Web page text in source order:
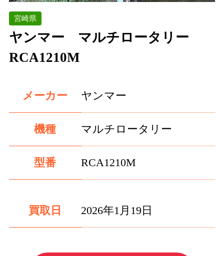
宮崎県
ヤンマー マルチロータリー
RCA1210M
メーカー ヤンマー
機種 マルチロータリー
型番 RCA1210M
買取日 2026年1月19日